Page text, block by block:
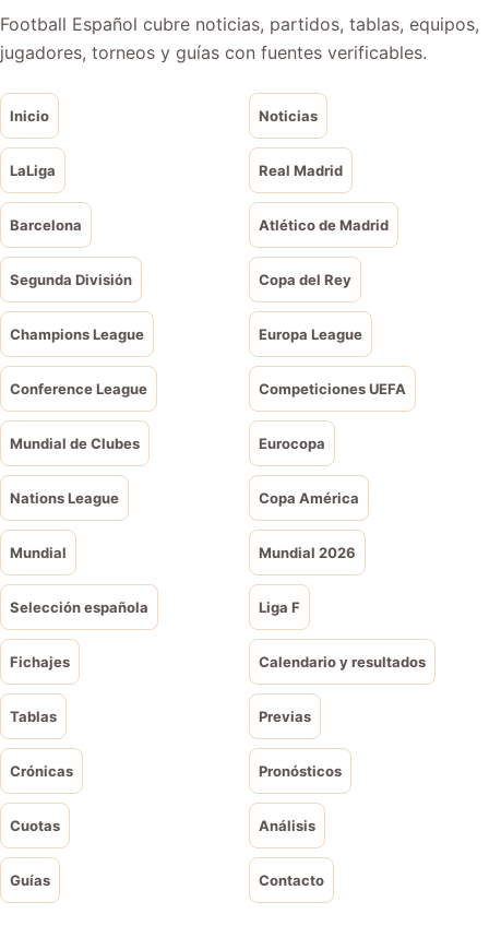
Football Español cubre noticias, partidos, tablas, equipos,
jugadores, torneos y guías con fuentes verificables.
Inicio Noticias
LaLiga Real Madrid
Barcelona Atlético de Madrid
Segunda División Copa del Rey
Champions League Europa League
Conference League Competiciones UEFA
Mundial de Clubes Eurocopa
Nations League Copa América
Mundial Mundial 2026
Selección española Liga F
Fichajes Calendario y resultados
Tablas Previas
Crónicas Pronósticos
Cuotas Análisis
Guías Contacto